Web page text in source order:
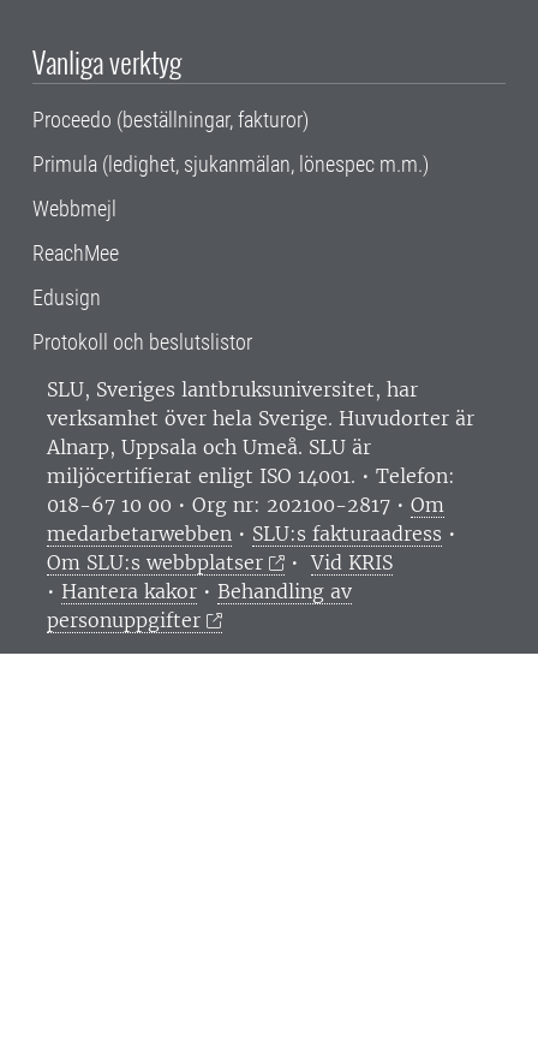
Vanliga verktyg
Proceedo (beställningar, fakturor)
Primula (ledighet, sjukanmälan, lönespec m.m.)
Webbmejl
ReachMee
Edusign
Protokoll och beslutslistor
SLU, Sveriges lantbruksuniversitet, har
verksamhet över hela Sverige. Huvudorter är
Alnarp, Uppsala och Umeå. SLU är
miljöcertifierat enligt ISO 14001. • Telefon:
018-67 10 00 • Org nr: 202100-2817 • Om
medarbetarwebben • SLU:s fakturaadress •
Om SLU:s webbplatser
•Vid KRIS
• Hantera kakor • Behandling av
personuppgifter